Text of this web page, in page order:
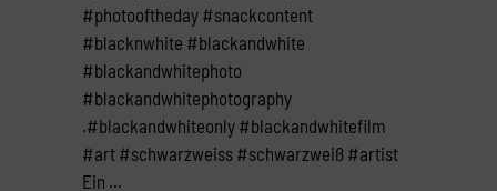
#photooftheday #snackcontent
#blacknwhite #blackandwhite
#blackandwhitephoto
#blackandwhitephotography
.#blackandwhiteonly #blackandwhitefilm
#art #schwarzweiss #schwarzweiß #artist
Ein